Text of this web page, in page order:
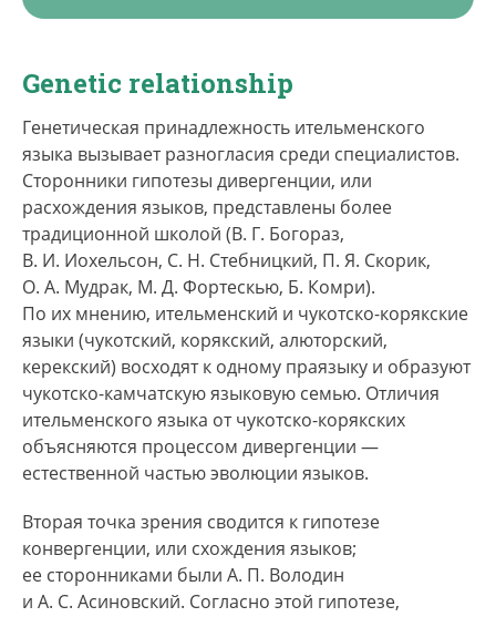
Genetic relationship
Генетическая принадлежность ительменского
языка вызывает разногласия среди специалистов.
Сторонники гипотезы дивергенции, или
расхождения языков, представлены более
традиционной школой (В. Г. Богораз,
В. И. Иохельсон, С. Н. Стебницкий, П. Я. Скорик,
О. А. Мудрак, М. Д. Фортескью, Б. Комри).
По их мнению, ительменский и чукотско-корякские
языки (чукотский, корякский, алюторский,
керекский) восходят к одному праязыку и образуют
чукотско-камчатскую языковую семью. Отличия
ительменского языка от чукотско-корякских
объясняются процессом дивергенции —
естественной частью эволюции языков.
Вторая точка зрения сводится к гипотезе
конвергенции, или схождения языков;
ее сторонниками были А. П. Володин
и А. С. Асиновский. Согласно этой гипотезе,